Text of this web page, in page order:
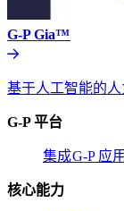
G-P Gia™​​
基于人工智能的人
G-P 平台​​
集成​​G-P 应
核心能力​​